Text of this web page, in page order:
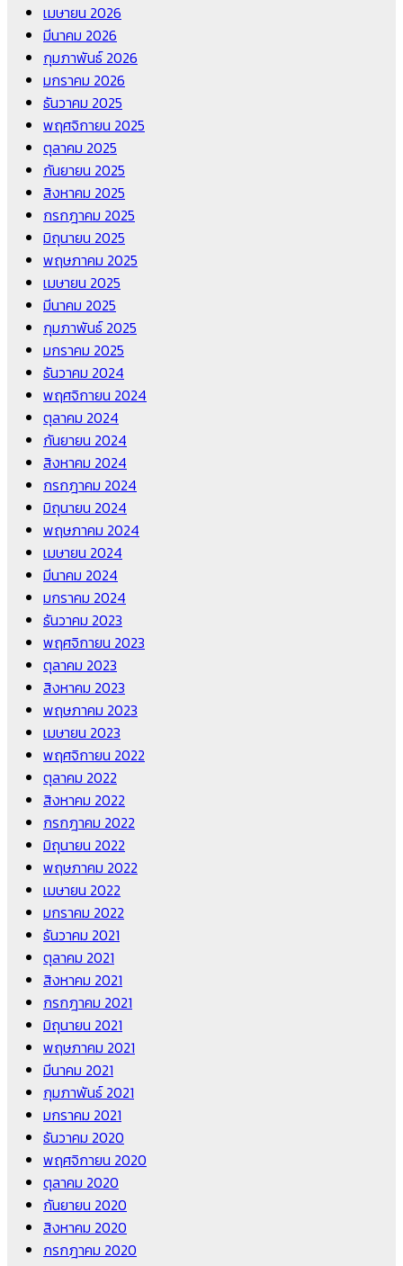
เมษายน 2026
มีนาคม 2026
กุมภาพันธ์ 2026
มกราคม 2026
ธันวาคม 2025
พฤศจิกายน 2025
ตุลาคม 2025
กันยายน 2025
สิงหาคม 2025
กรกฎาคม 2025
มิถุนายน 2025
พฤษภาคม 2025
เมษายน 2025
มีนาคม 2025
กุมภาพันธ์ 2025
มกราคม 2025
ธันวาคม 2024
พฤศจิกายน 2024
ตุลาคม 2024
กันยายน 2024
สิงหาคม 2024
กรกฎาคม 2024
มิถุนายน 2024
พฤษภาคม 2024
เมษายน 2024
มีนาคม 2024
มกราคม 2024
ธันวาคม 2023
พฤศจิกายน 2023
ตุลาคม 2023
สิงหาคม 2023
พฤษภาคม 2023
เมษายน 2023
พฤศจิกายน 2022
ตุลาคม 2022
สิงหาคม 2022
กรกฎาคม 2022
มิถุนายน 2022
พฤษภาคม 2022
เมษายน 2022
มกราคม 2022
ธันวาคม 2021
ตุลาคม 2021
สิงหาคม 2021
กรกฎาคม 2021
มิถุนายน 2021
พฤษภาคม 2021
มีนาคม 2021
กุมภาพันธ์ 2021
มกราคม 2021
ธันวาคม 2020
พฤศจิกายน 2020
ตุลาคม 2020
กันยายน 2020
สิงหาคม 2020
กรกฎาคม 2020